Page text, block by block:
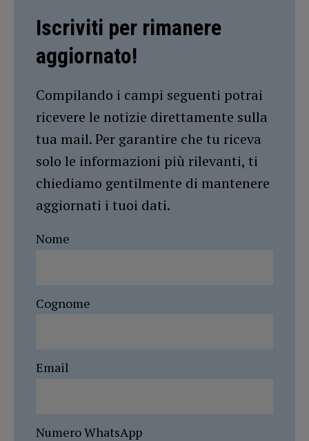
Iscriviti per rimanere
aggiornato!
Compilando i campi seguenti potrai
ricevere le notizie direttamente sulla
tua mail. Per garantire che tu riceva
solo le informazioni più rilevanti, ti
chiediamo gentilmente di mantenere
aggiornati i tuoi dati.
Nome
Cognome
Email
Numero WhatsApp